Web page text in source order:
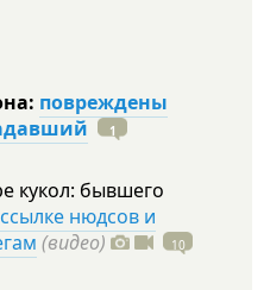
повреждены
1
кукол: бывшего
нюдсов и
(видео) 10